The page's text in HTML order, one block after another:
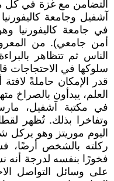
التضامن مع غزة في كل
آشفيل وجامعة
في جامعة كاليفورنيا
أمن جامعي). من
الناس ثم تتظاهر
سلوكها في الاحتجاجات
قدر الإمكان حاملةً
العلم، يبدأون بالصراخ
في مكتبة آشفيل،
وتفاخرا بذلك. تُظهر
اليوم موريتز وهو
ركلته بالشخص أرضًا،
فخورًا بنفسه لدرجة أنه
على وسائل التواصل